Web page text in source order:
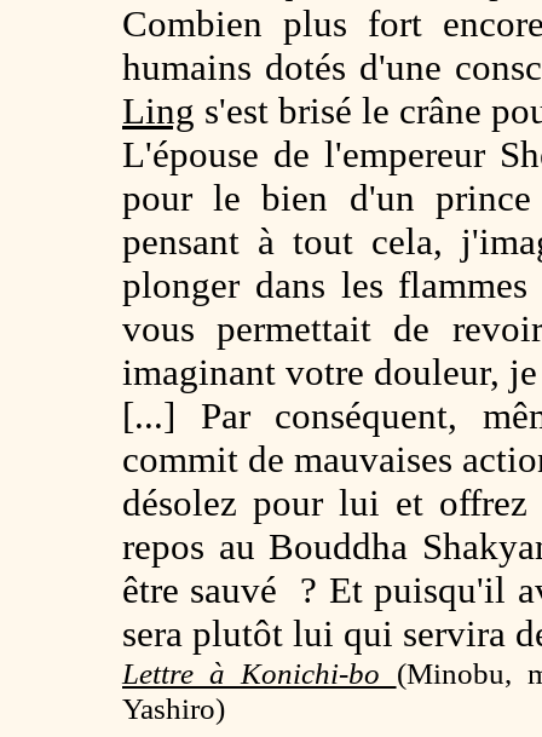
Combien plus fort
humains dotés d'une
Ling s'est brisé le crâne
L'épouse de l'empereur
pour le bien d'un
pensant à tout cela,
plonger dans les
vous permettait de
imaginant votre douleur,
[...] Par conséquent,
commit de mauvaises
désolez pour lui et
repos au Bouddha
être sauvé ? Et puisqu'il
sera plutôt lui qui servira
Lettre à Konichi-bo (Minobu,
Yashiro)